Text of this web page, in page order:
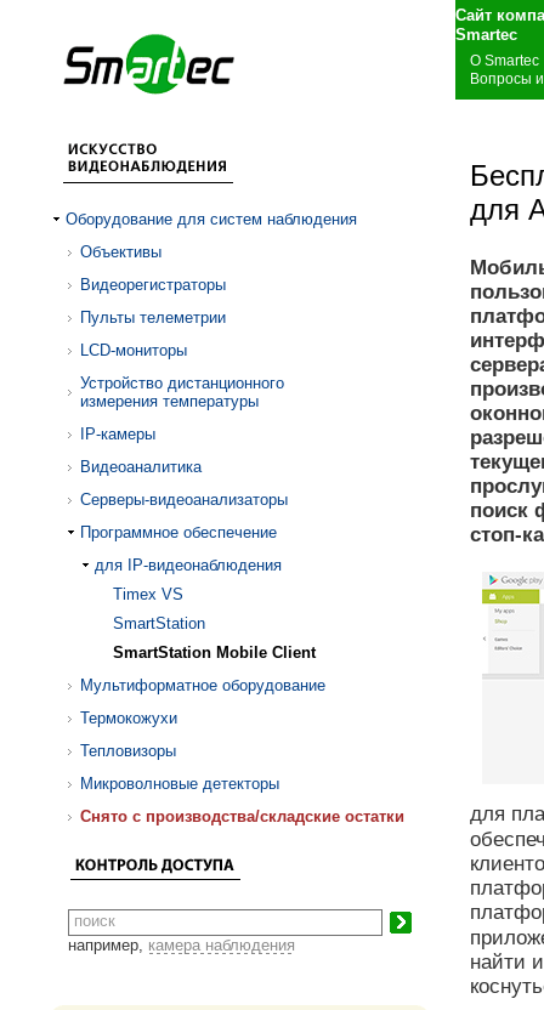
Сайт
О Smartec
Вопросы
Оборудование для систем наблюдения
Объективы
Видеорегистраторы
Пульты телеметрии
LCD-мониторы
Устройство дистанционного
измерения температуры
IP-камеры
Видеоаналитика
Серверы-видеоанализаторы
Программное обеспечение
для IP-видеонаблюдения
Timex VS
SmartStation
SmartStation Mobile Client
Мультиформатное оборудование
Термокожухи
Тепловизоры
Микроволновые детекторы
Cнято с производства/складские остатки
например, камера наблюдения
для
поиск
стоп-
для
найти